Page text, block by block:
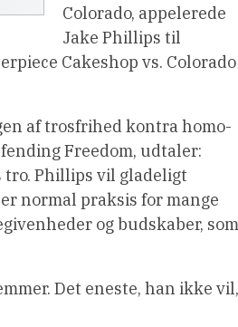
Colorado, appelerede
Jake Phillips til
Cakeshop vs. Colorado
af trosfrihed kontra homo-
Freedom, udtaler:
tro. Phillips vil gladeligt
normal praksis for mange
og budskaber, som
Det eneste, han ikke vil,